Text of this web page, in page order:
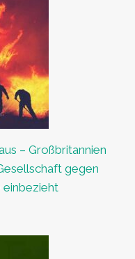
– Großbritannien
gegen
einbezieht